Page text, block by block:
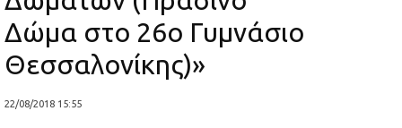
Δώμα στο 26ο Γυμνάσιο
Θεσσαλονίκης)»
22/08/2018 15:55